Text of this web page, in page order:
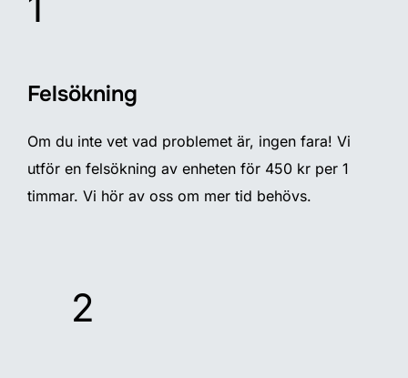
Felsökning
Om du inte vet vad problemet är, ingen fara! Vi
utför en felsökning av enheten för 450 kr per 1
timmar. Vi hör av oss om mer tid behövs.
2